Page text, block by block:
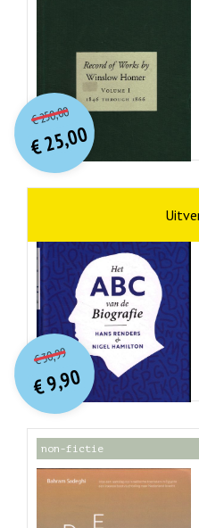
€250,00O
orspr
onkelijke
prijs
was:
€ 250,00.
€25,00
Huidige
prijs
is:
€ 25,00.
€30,99O
orspr
onkelijke
prijs
was:
€ 30,99.
€9,90
Huidige
prijs
is:
€ 9,90.
non-fictie